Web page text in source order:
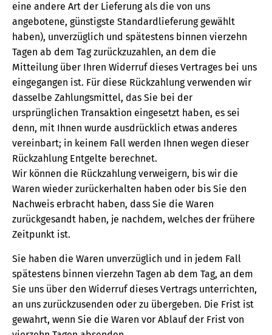
eine andere Art der Lieferung als die von uns
angebotene, günstigste Standardlieferung gewählt
haben), unverzüglich und spätestens binnen vierzehn
Tagen ab dem Tag zurückzuzahlen, an dem die
Mitteilung über Ihren Widerruf dieses Vertrages bei uns
eingegangen ist. Für diese Rückzahlung verwenden wir
dasselbe Zahlungsmittel, das Sie bei der
ursprünglichen Transaktion eingesetzt haben, es sei
denn, mit Ihnen wurde ausdrücklich etwas anderes
vereinbart; in keinem Fall werden Ihnen wegen dieser
Rückzahlung Entgelte berechnet.
Wir können die Rückzahlung verweigern, bis wir die
Waren wieder zurückerhalten haben oder bis Sie den
Nachweis erbracht haben, dass Sie die Waren
zurückgesandt haben, je nachdem, welches der frühere
Zeitpunkt ist.
Sie haben die Waren unverzüglich und in jedem Fall
spätestens binnen vierzehn Tagen ab dem Tag, an dem
Sie uns über den Widerruf dieses Vertrags unterrichten,
an uns zurückzusenden oder zu übergeben. Die Frist ist
gewahrt, wenn Sie die Waren vor Ablauf der Frist von